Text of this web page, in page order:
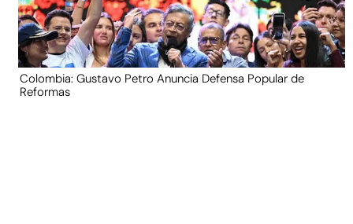
Colombia: Gustavo Petro Anuncia Defensa Popular de
Reformas